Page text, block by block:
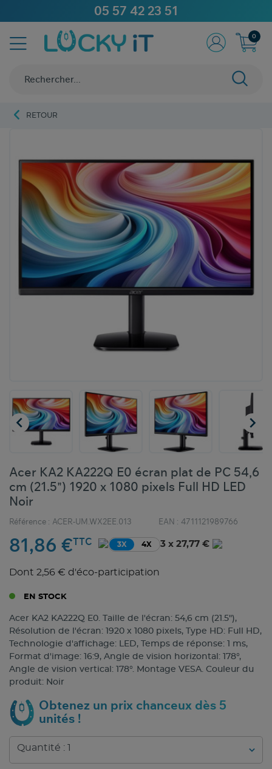
05 57 42 23 51
0
RETOUR
 
Acer KA2 KA222Q E0 écran plat de PC 54,6
cm (21.5") 1920 x 1080 pixels Full HD LED
Noir
Référence : ACER-UM.WX2EE.013 EAN : 4711121989766
81,86 €TTC 3X 4X 3 x 27,77 €
Dont 2,56 € d'éco-participation
EN STOCK
Acer KA2 KA222Q E0. Taille de l'écran: 54,6 cm (21.5"),
Résolution de l'écran: 1920 x 1080 pixels, Type HD: Full HD,
Technologie d'affichage: LED, Temps de réponse: 1 ms,
Format d'image: 16:9, Angle de vision horizontal: 178°,
Angle de vision vertical: 178°. Montage VESA. Couleur du
produit: Noir
Obtenez un prix chanceux dès 5
unités !